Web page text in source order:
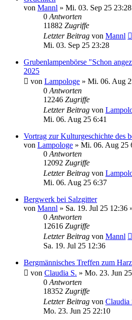
von Mannl » Mi. 03. Sep 25 23:28
0 Antworten
11882 Zugriffe
Letzter Beitrag von Mannl
Mi. 03. Sep 25 23:28
Grubenlampenbörse "Schon
2025
von Lampologe » Mi. 06. Aug
0 Antworten
12246 Zugriffe
Letzter Beitrag von
Mi. 06. Aug 25 6:41
Vortrag zur Kulturgeschichte des
von Lampologe » Mi. 06. Aug 25
0 Antworten
12092 Zugriffe
Letzter Beitrag von
Mi. 06. Aug 25 6:37
Bergwerk bei Salzgitter
von Mannl » Sa. 19. Jul 25 12:36
0 Antworten
12616 Zugriffe
Letzter Beitrag von Mannl
Sa. 19. Jul 25 12:36
Bergmännisches Treffen zum
von Claudia S. » Mo. 23. Jun
0 Antworten
18352 Zugriffe
Letzter Beitrag von Claudia
Mo. 23. Jun 25 22:10